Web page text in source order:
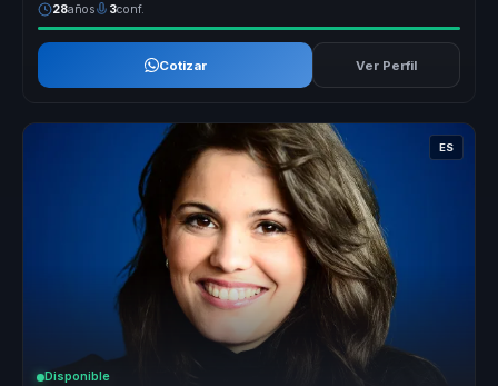
28años 3conf.
Cotizar Ver Perfil
ES
Disponible